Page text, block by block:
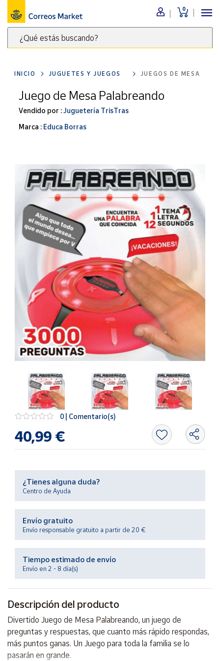
0
¿Qué estás buscando?
clave
buscar
productos
Menú
Nuestro
catálogo
Alimentación
Bebidas
Ocio y cultura
Juguetes y
Merchandising
y regalos
Correos
Artesanía
Oficina y
Ceuta y Melilla
populares
Bono
Cultural
vendedores
novedades
de Correos
Market
Productos
Ayuda
Centro
de ayuda
Vendedores
vendedores
Hazte
vendedor
Área
vendedor
INICIO JUGUETES Y JUEGOS JUEGOS DE MESA
Juego de Mesa Palabreando
Vendido por :Juguetería TrisTras
Marca : Educa Borras
0 | Comentario(s)
40,99 €
¿Tienes alguna duda?
Centro de Ayuda
Envío gratuito
Envío responsable gratuito a partir de 20 €
Tiempo estimado de envío
Envío en 2 - 8 día(s)
Descripción del producto
Divertido Juego de Mesa Palabreando, un juego de
preguntas y respuestas, que cuanto más rápido respondas,
más puntos ganas. Un Juego para toda la familia se lo
pasarán en grande.